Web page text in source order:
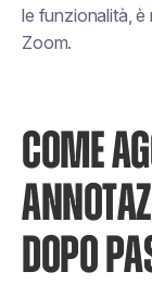
le funzionalità, è
Zoom.
COME
DOPO